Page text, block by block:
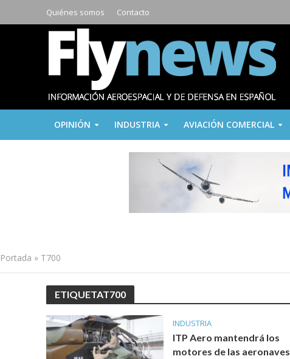
Quiénes somos Contacto
OPINIÓN INDUSTRIA AVIACIÓN COMERCIAL
Portada » T700
ETIQUETAT700
INDUSTRIA
ITP Aero mantendrá los
motores de las aeronaves